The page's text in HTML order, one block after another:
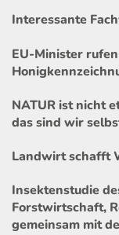
Interessante
EU-Minister
NATUR ist nicht
das sind wir
Landwirt schafft
Insektenstudie
Forstwirtschaft,
gemeinsam mit